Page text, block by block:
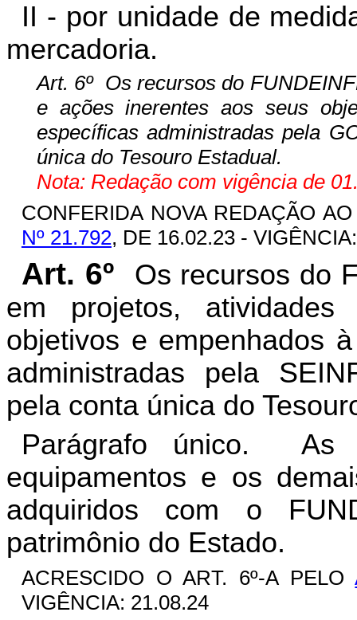
II - por unidade de
mercadoria.
Art. 6º Os recursos do
e ações inerentes aos seus
específicas administradas pela
única do Tesouro Estadual.
Nota: Redação com vigência de
CONFERIDA NOVA REDAÇÃO
Nº 21.792, DE 16.02.23 -
Art. 6º
Os recursos do
em projetos,
objetivos e empenhados
administradas pela
pela conta única do
Parágrafo único. As
equipamentos e os
adquiridos com o
patrimônio do Estado.
ACRESCIDO O ART. 6º-A PELO
VIGÊNCIA: 21.08.24